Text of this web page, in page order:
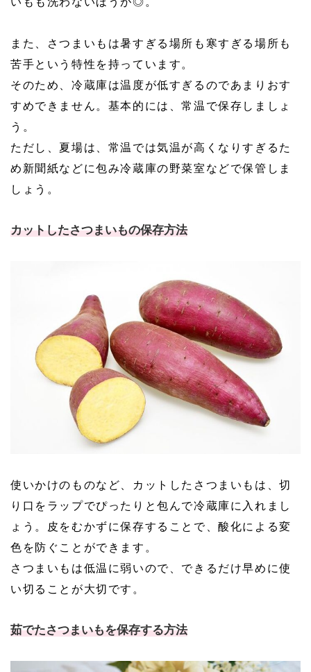
また、さつまいもは暑すぎる場所も寒すぎる場所も
苦手という特性を持っています。
そのため、冷蔵庫は温度が低すぎるのであまりおす
すめできません。基本的には、常温で保存しましょ
う。
ただし、夏場は、常温では気温が高くなりすぎるた
め新聞紙などに包み冷蔵庫の野菜室などで保管しま
しょう。
カットしたさつまいもの保存方法
使いかけのものなど、カットしたさつまいもは、切
り口をラップでぴったりと包んで冷蔵庫に入れまし
ょう。皮をむかずに保存することで、酸化による変
色を防ぐことができます。
さつまいもは低温に弱いので、できるだけ早めに使
い切ることが大切です。
茹でたさつまいもを保存する方法